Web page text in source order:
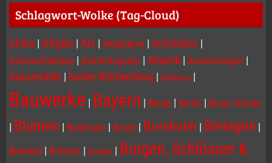
Schlagwort-Wolke (Tag-Cloud)
Afrika | Allgäu | Als | Amphibien | Architektur |
Astroaufnahmen | Astrofotografie | Atlantik | Ausstellungen |
Automobile | Baden-Württemberg | Bauhaus |
Bauwerke | Bayern | Berge | Berlin | Blaue Stunde
| Blumen | Bodensee | Boote | Bornholm | Bretagne |
Brunnen | Brücken | Burgen | Burgen, Schlösser &